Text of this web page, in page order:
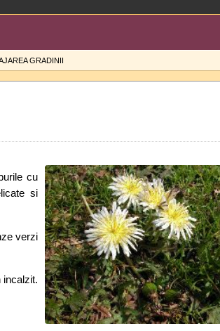
GRADINII
cu
si
verzi
incalzit.